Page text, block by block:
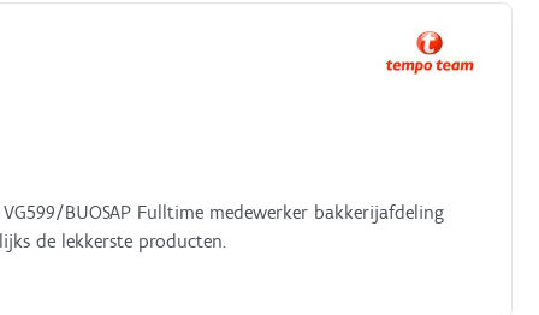
BUOSAP Fulltime medewerker bakkerijafdeling
de lekkerste producten.